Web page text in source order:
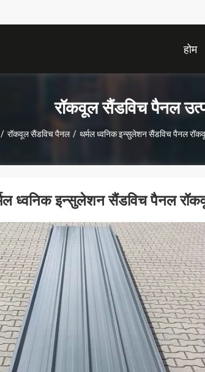
होम
रॉकवूल सैंडविच पैनल
/ रॉकवूल सैंडविच पैनल / थर्मल ध्वनिक इन्सुलेशन सैंडविच पैनल रॉकवूल
ध्वनिक इन्सुलेशन सैंडविच पैनल रॉकवूल